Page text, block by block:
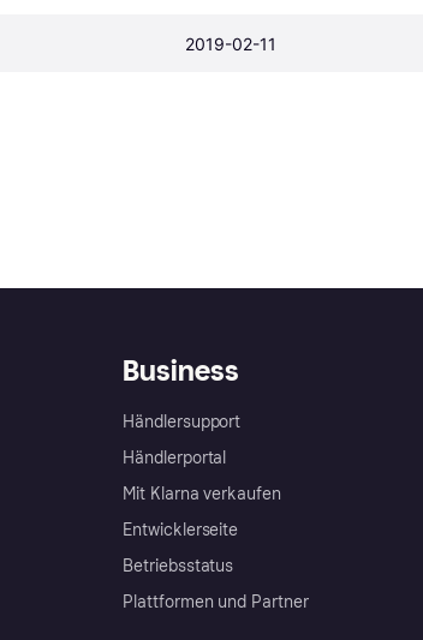
2019-02-11
Business
Händlersupport
Händlerportal
Mit Klarna verkaufen
Entwicklerseite
Betriebsstatus
Plattformen und Partner